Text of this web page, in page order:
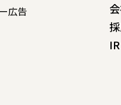
広告
IR